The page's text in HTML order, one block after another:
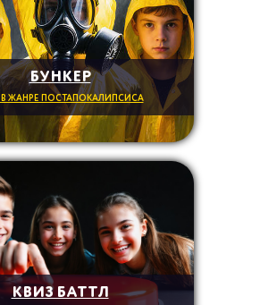
БУНКЕР
В ЖАНРЕ ПОСТАПОКАЛИПСИСА
КВИЗ БАТТЛ